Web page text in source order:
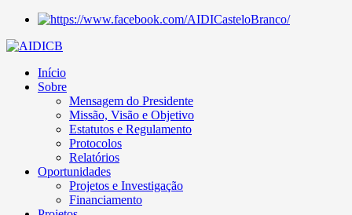
Início
Sobre
Mensagem do Presidente
Missão, Visão e Objetivo
Estatutos e Regulamento
Protocolos
Relatórios
Oportunidades
Projetos e Investigação
Financiamento